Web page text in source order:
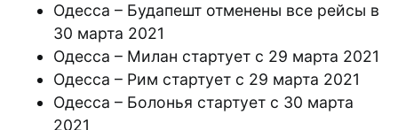
Одесса – Будапешт отменены все рейсы в
30 марта 2021
Одесса – Милан стартует с 29 марта 2021
Одесса – Рим стартует с 29 марта 2021
Одесса – Болонья стартует с 30 марта
2021